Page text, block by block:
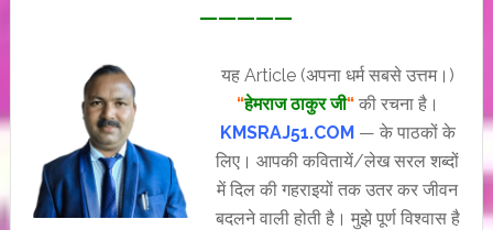
—————
यह Article (अपना धर्म सबसे उत्तम।)
“हेमराज ठाकुर जी“की रचना है।
KMSRAJ51.COM— के पाठकों के
लिए। आपकी कवितायें/लेख सरल शब्दों
में दिल की गहराइयों तक उतर कर जीवन
बदलने वाली होती है। मुझे पूर्ण विश्वास है